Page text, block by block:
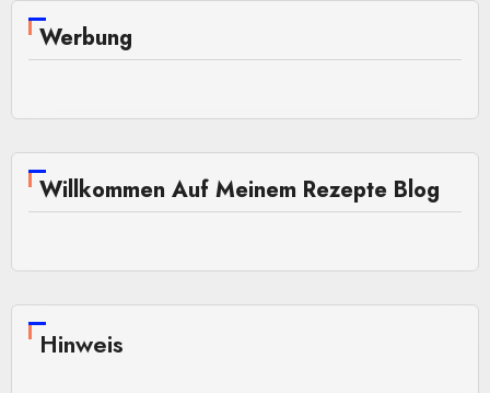
Werbung
Willkommen Auf Meinem Rezepte Blog
Hinweis